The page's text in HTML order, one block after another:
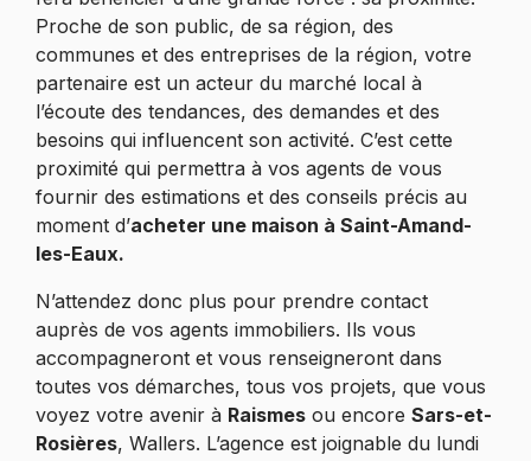
Proche de son public, de sa région, des
communes et des entreprises de la région, votre
partenaire est un acteur du marché local à
l’écoute des tendances, des demandes et des
besoins qui influencent son activité. C’est cette
proximité qui permettra à vos agents de vous
fournir des estimations et des conseils précis au
moment d’acheter une maison à Saint-Amand-
les-Eaux.
N’attendez donc plus pour prendre contact
auprès de vos agents immobiliers. Ils vous
accompagneront et vous renseigneront dans
toutes vos démarches, tous vos projets, que vous
voyez votre avenir à Raismesou encore Sars-et-
Rosières, Wallers. L’agence est joignable du lundi